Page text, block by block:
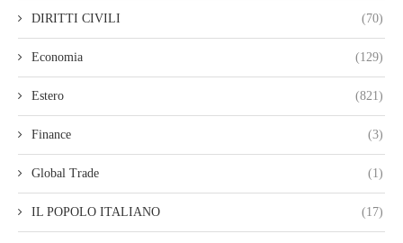
DIRITTI CIVILI (70)
Economia (129)
Estero (821)
Finance (3)
Global Trade (1)
IL POPOLO ITALIANO (17)